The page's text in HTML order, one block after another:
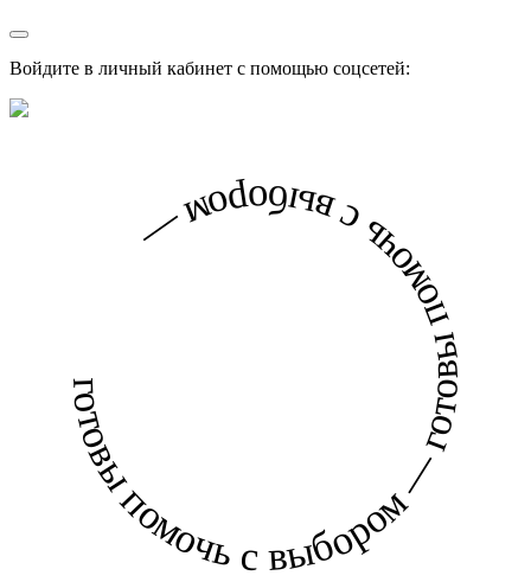
Войдите в личный кабинет с помощью соцсетей:
готовы помочь с выбором — готовы помочь с выбором —